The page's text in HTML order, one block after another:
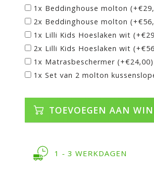
1x Beddinghouse molton
2x Beddinghouse molton
1x Lilli Kids Hoeslaken wit
2x Lilli Kids Hoeslaken wit
1x Matrasbeschermer (+€24,00)
1x Set van 2 molton
TOEVOEGEN AAN
1 - 3 WERKDAGEN